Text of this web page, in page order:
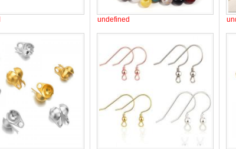
undefined